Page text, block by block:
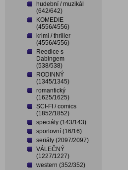
hudební / muzikál
(642/642)
KOMEDIE
(4556/4556)
krimi / thriller
(4556/4556)
Reedice s
Dabingem
(538/538)
RODINNÝ
(1345/1345)
romantický
(1625/1625)
SCI-FI / comics
(1852/1852)
speciály (143/143)
sportovní (16/16)
seriály (2097/2097)
VÁLEČNÝ
(1227/1227)
western (352/352)